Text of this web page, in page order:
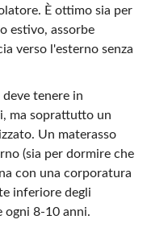
È ottimo sia per
estivo, assorbe
verso l'esterno senza
tenere in
ma soprattutto un
Un materasso
(sia per dormire che
con una corporatura
inferiore degli
ogni 8-10 anni.